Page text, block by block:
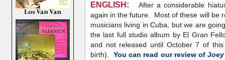
ENGLISH:
After a considerable
again in the future. Most of these will be
musicians living in Cuba, but we are
the last full studio album by El Gran
and not released until October 7 of
birth). You can read our review of J